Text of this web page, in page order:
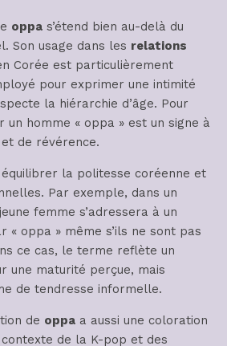
oppa s’étend bien au-delà du
Son usage dans les relations
Corée est particulièrement
pour exprimer une intimité
la hiérarchie d’âge. Pour
un homme « oppa » est un signe à
de révérence.
la politesse coréenne et
Par exemple, dans un
femme s’adressera à un
« oppa » même s’ils ne sont pas
ce cas, le terme reflète un
une maturité perçue, mais
de tendresse informelle.
de oppa a aussi une coloration
de la K-pop et des